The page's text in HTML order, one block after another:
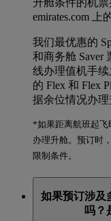
emirates.com 上
我们最优惠的
和商务舱 Saver
线办理值机手
的 Flex 和 Flex
据余位情况办理
*如果距离航班起飞
办理升舱。预订时
限制条件。
如果预订涉及
吗？